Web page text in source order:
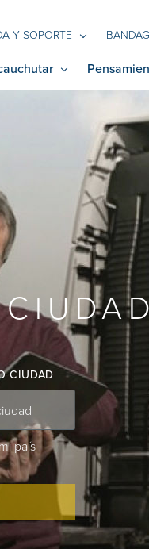
Y SOPORTE
CIUDAD
país